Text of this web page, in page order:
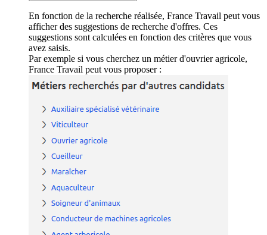
En fonction de la recherche réalisée, France Travail peut vous
afficher des suggestions de recherche d'offres. Ces
suggestions sont calculées en fonction des critères que vous
avez saisis.
Par exemple si vous cherchez un métier d'ouvrier agricole,
France Travail peut vous proposer :